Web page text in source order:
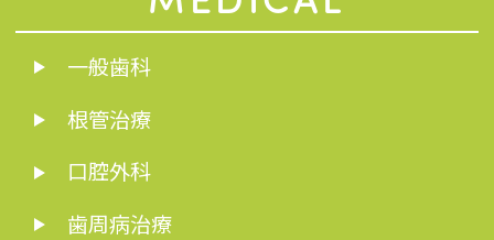
一般歯科
根管治療
口腔外科
歯周病治療